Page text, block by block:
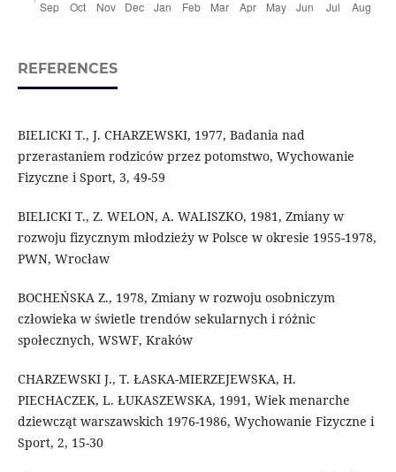
REFERENCES
BIELICKI T., J. CHARZEWSKI, 1977, Badania nad
przerastaniem rodziców przez potomstwo, Wychowanie
Fizyczne i Sport, 3, 49-59
BIELICKI T., Z. WELON, A. WALISZKO, 1981, Zmiany w
rozwoju fizycznym młodzieży w Polsce w okresie 1955-1978,
PWN, Wrocław
BOCHEŃSKA Z., 1978, Zmiany w rozwoju osobniczym
człowieka w świetle trendów sekularnych i różnic
społecznych, WSWF, Kraków
CHARZEWSKI J., T. ŁASKA-MIERZEJEWSKA, H.
PIECHACZEK, L. ŁUKASZEWSKA, 1991, Wiek menarche
dziewcząt warszawskich 1976-1986, Wychowanie Fizyczne i
Sport, 2, 15-30